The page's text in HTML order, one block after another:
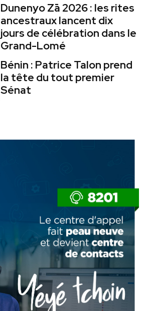
Dunenyo Zā 2026 : les rites
ancestraux lancent dix
jours de célébration dans le
Grand-Lomé
Bénin : Patrice Talon prend
la tête du tout premier
Sénat